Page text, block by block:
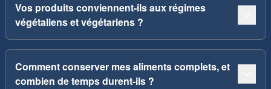
Vos produits conviennent-ils aux régimes
végétaliens et végétariens ?
Comment conserver mes aliments complets, et
combien de temps durent-ils ?